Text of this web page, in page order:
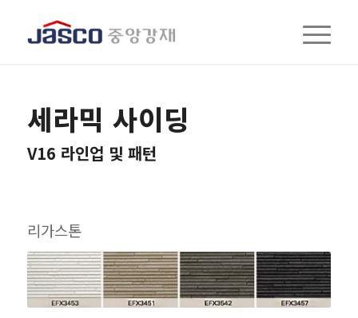
세라믹 사이딩
V16 라인업 및 패턴
리가스톤